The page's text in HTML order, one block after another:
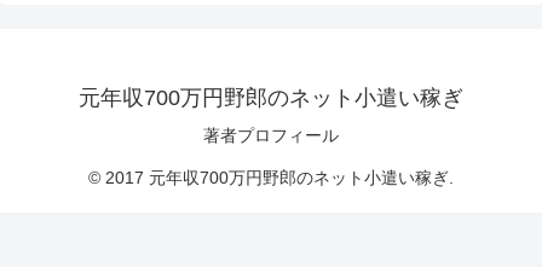
元年収700万円野郎のネット小遣い稼ぎ
著者プロフィール
© 2017 元年収700万円野郎のネット小遣い稼ぎ.